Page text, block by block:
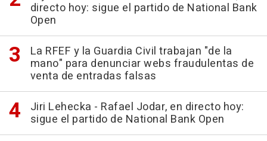
directo hoy: sigue el partido de National Bank
Open
La RFEF y la Guardia Civil trabajan "de la
mano" para denunciar webs fraudulentas de
venta de entradas falsas
Jiri Lehecka - Rafael Jodar, en directo hoy:
sigue el partido de National Bank Open